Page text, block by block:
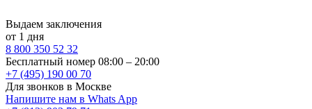
Выдаем заключения
от 1 дня
8 800 350 52 32
Бесплатный номер 08:00 – 20:00
+7 (495) 190 00 70
Для звонков в Москве
Напишите нам в Whats App